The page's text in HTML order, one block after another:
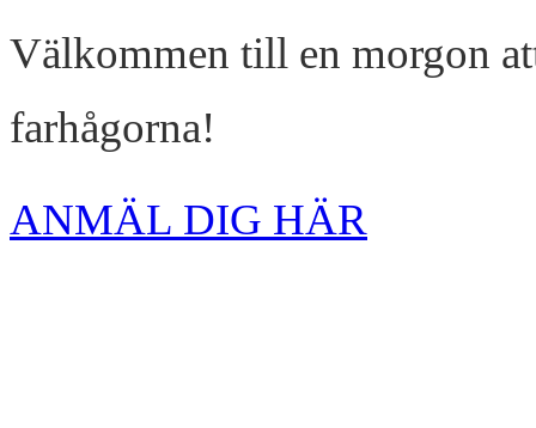
Välkommen till en morgon
farhågorna!
ANMÄL DIG HÄR